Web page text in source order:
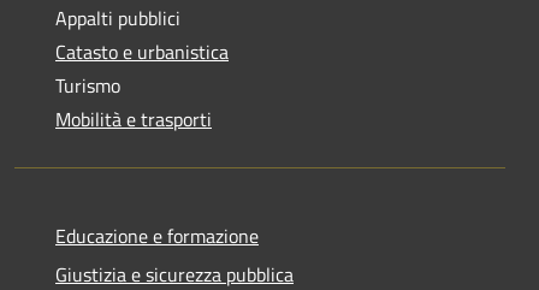
Appalti pubblici
Catasto e urbanistica
Turismo
Mobilità e trasporti
Educazione e formazione
Giustizia e sicurezza pubblica